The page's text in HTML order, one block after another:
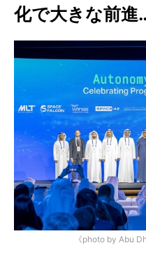
化で大きな前
《photo by Abu